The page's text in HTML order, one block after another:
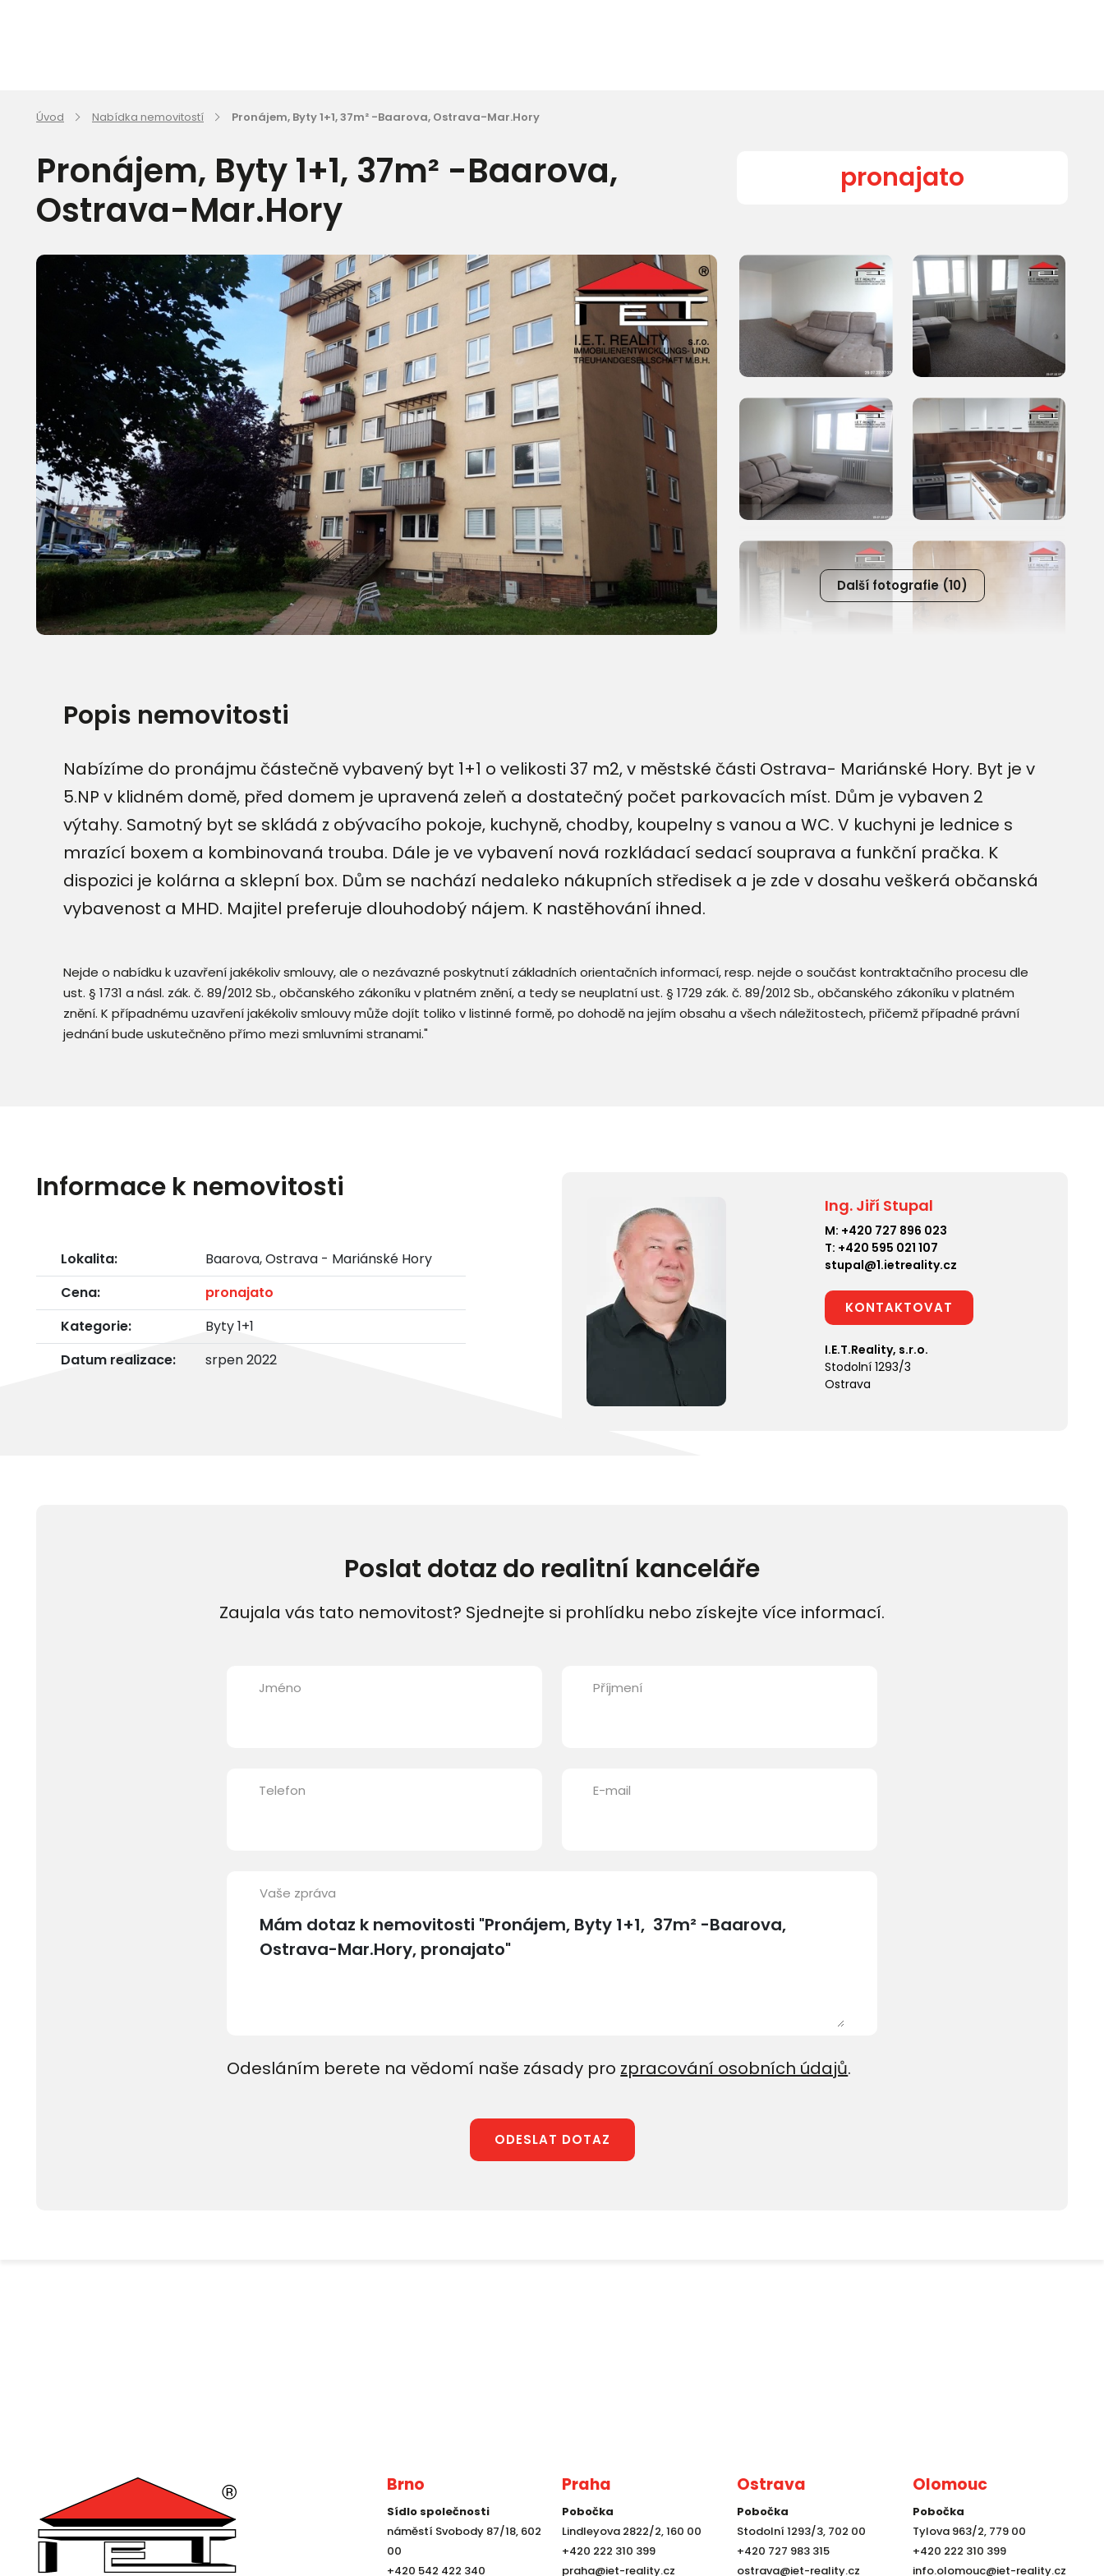
Úvod Nabídka nemovitostí Pronájem, Byty 1+1, 37m² -Baarova, Ostrava-Mar.Hory
Pronájem, Byty 1+1, 37m² -Baarova,
Ostrava-Mar.Hory
pronajato
Další fotografie (10)
Popis nemovitosti
Nabízíme do pronájmu částečně vybavený byt 1+1 o velikosti 37 m2, v městské části Ostrava- Mariánské Hory. Byt je v
5.NP v klidném domě, před domem je upravená zeleň a dostatečný počet parkovacích míst. Dům je vybaven 2
výtahy. Samotný byt se skládá z obývacího pokoje, kuchyně, chodby, koupelny s vanou a WC. V kuchyni je lednice s
mrazící boxem a kombinovaná trouba. Dále je ve vybavení nová rozkládací sedací souprava a funkční pračka. K
dispozici je kolárna a sklepní box. Dům se nachází nedaleko nákupních středisek a je zde v dosahu veškerá občanská
vybavenost a MHD. Majitel preferuje dlouhodobý nájem. K nastěhování ihned.
Nejde o nabídku k uzavření jakékoliv smlouvy, ale o nezávazné poskytnutí základních orientačních informací, resp. nejde o součást kontraktačního procesu dle
ust. § 1731 a násl. zák. č. 89/2012 Sb., občanského zákoníku v platném znění, a tedy se neuplatní ust. § 1729 zák. č. 89/2012 Sb., občanského zákoníku v platném
znění. K případnému uzavření jakékoliv smlouvy může dojít toliko v listinné formě, po dohodě na jejím obsahu a všech náležitostech, přičemž případné právní
jednání bude uskutečněno přímo mezi smluvními stranami."
Informace k nemovitosti
Lokalita:
Baarova, Ostrava - Mariánské Hory
Cena:
pronajato
Kategorie:
Byty 1+1
Datum realizace:
srpen 2022
Ing. Jiří Stupal
M: +420 727 896 023
T: +420 595 021 107
stupal@1.ietreality.cz
KONTAKTOVAT
I.E.T.Reality, s.r.o.
Stodolní 1293/3
Ostrava
Poslat dotaz do realitní kanceláře
Zaujala vás tato nemovitost? Sjednejte si prohlídku nebo získejte více informací.
Jméno Příjmení
Telefon E-mail
Vaše zpráva
Odesláním berete na vědomí naše zásady pro zpracování osobních údajů.
ODESLAT DOTAZ
Brno
Sídlo společnosti
náměstí Svobody 87/18, 602
00
+420 542 422 340
Praha
Pobočka
Lindleyova 2822/2, 160 00
+420 222 310 399
praha@iet-reality.cz
Ostrava
Pobočka
Stodolní 1293/3, 702 00
+420 727 983 315
ostrava@iet-reality.cz
Olomouc
Pobočka
Tylova 963/2, 779 00
+420 222 310 399
info.olomouc@iet-reality.cz